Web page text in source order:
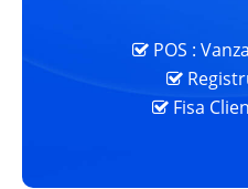
POS :
Fisa